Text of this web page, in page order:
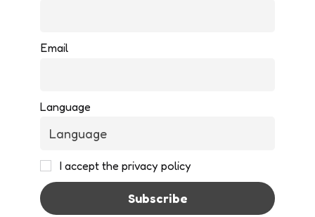
Email
Language
I accept the privacy policy